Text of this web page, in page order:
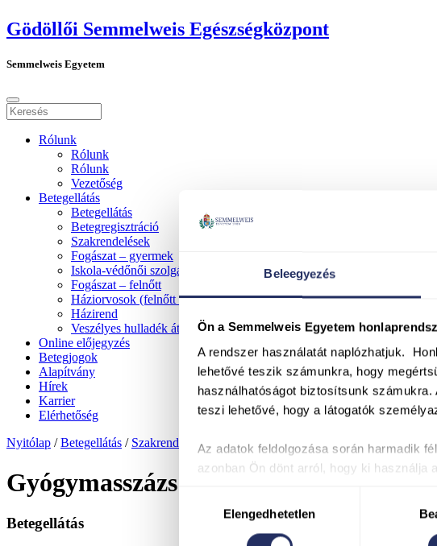
Beleegyezés
Ön a Semmelweis Egyetem
A rendszer használatát naplózhatjuk.
lehetővé teszik számunkra, hogy
használhatóságot biztosítsunk
teszi lehetővé, hogy a látogatók
Az adatok feldolgozása során harmadik
azonban Ön dönt arról, hogy ki használja
Sütinyilatkozathoz való hozzájárulását.
kiválasztásaElengedhetetlen
Gödöllői Semmelweis Egészségközpont
Semmelweis Egyetem
Rólunk
Rólunk
Rólunk
Vezetőség
Betegellátás
Betegellátás
Betegregisztráció
Szakrendelések
Fogászat – gyermek
Iskola-védőnői szolgálat
Fogászat – felnőtt
Háziorvosok (felnőtt és gyermek)
Házirend
Veszélyes hulladék átvétel
Online előjegyzés
Betegjogok
Alapítvány
Hírek
Karrier
Elérhetőség
Nyitólap / Betegellátás / Szakrendelések
Gyógymasszázs
Betegellátás